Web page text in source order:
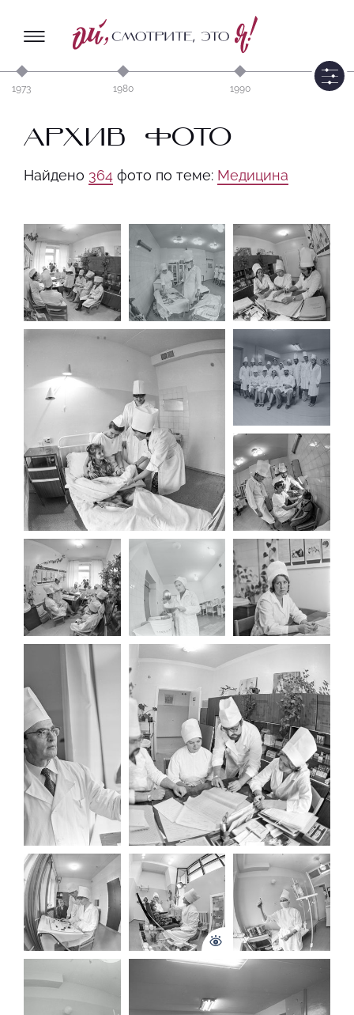
1973 1980 1990
АРХИВ ФОТО
Найдено 364 фото по теме: Медицина